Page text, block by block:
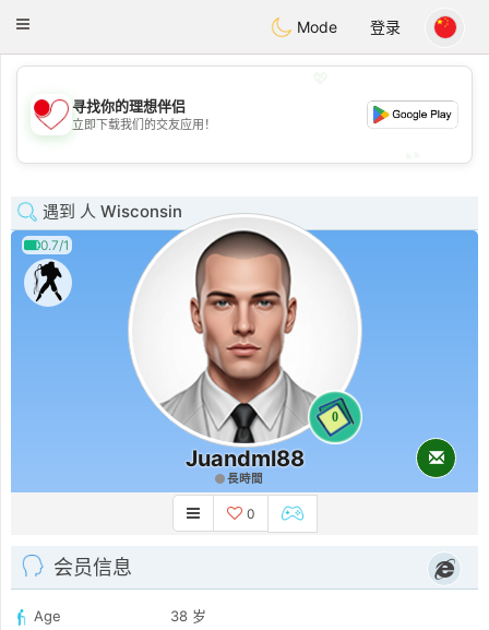
Chat
Toggle
Mode 登录
💖
💕
寻找你的理想伴侣
立即下载我们的交友应用！
遇到 人 Wisconsin
0.7/1
0
Juandml88
長時間
0
会员信息
Age
38 岁